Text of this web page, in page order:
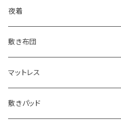
その他掛け布団
二重毛布
その他毛布
夜着
敷き布団
マットレス
敷きパッド